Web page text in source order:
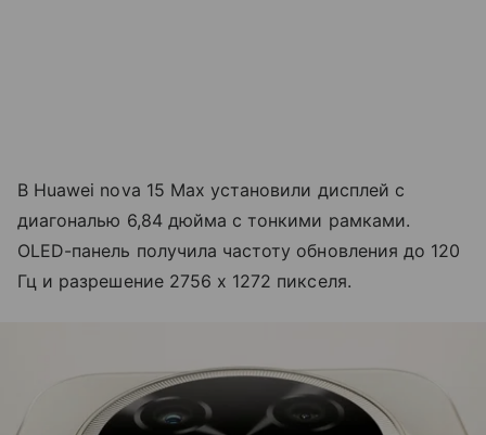
В Huawei nova 15 Max установили дисплей с
диагональю 6,84 дюйма с тонкими рамками.
OLED-панель получила частоту обновления до 120
Гц и разрешение 2756 х 1272 пикселя.